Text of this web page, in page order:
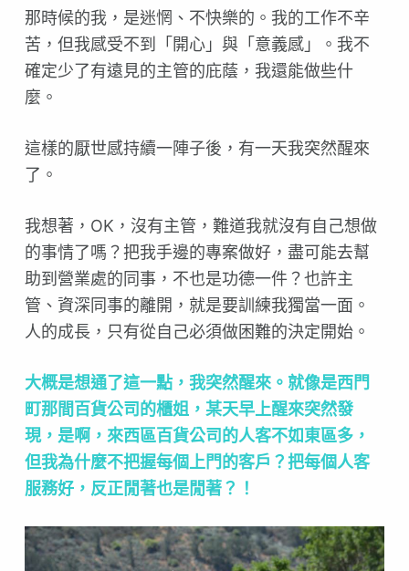
那時候的我，是迷惘、不快樂的。我的工作不辛
苦，但我感受不到「開心」與「意義感」。我不
確定少了有遠見的主管的庇蔭，我還能做些什
麼。
這樣的厭世感持續一陣子後，有一天我突然醒來
了。
我想著，OK，沒有主管，難道我就沒有自己想做
的事情了嗎？把我手邊的專案做好，盡可能去幫
助到營業處的同事，不也是功德一件？也許主
管、資深同事的離開，就是要訓練我獨當一面。
人的成長，只有從自己必須做困難的決定開始。
大概是想通了這一點，我突然醒來。就像是西門
町那間百貨公司的櫃姐，某天早上醒來突然發
現，是啊，來西區百貨公司的人客不如東區多，
但我為什麼不把握每個上門的客戶？把每個人客
服務好，反正閒著也是閒著？！